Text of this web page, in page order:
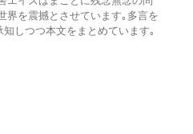
界を震撼とさせています｡多言を
しつつ本文をまとめています｡